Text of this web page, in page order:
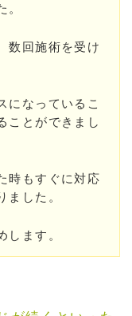
。
数回施術を受け
になっているこ
ことができまし
時もすぐに対応
ました。
します。